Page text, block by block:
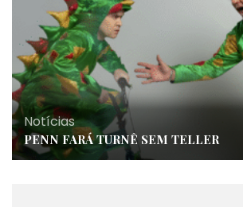
Notícias
PENN FARÁ TURNÊ SEM TELLER